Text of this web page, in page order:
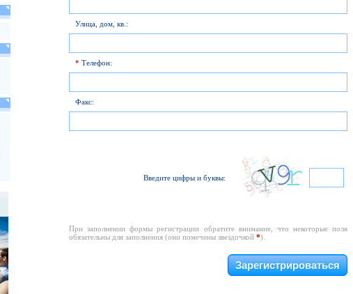
Улица, дом, кв.:
* Телефон:
Факс:
Введите цифры и буквы:
При заполнении формы регистрации обратите внимание, что некоторые поля
обязательны для заполнения (они помечены звездочкой *).